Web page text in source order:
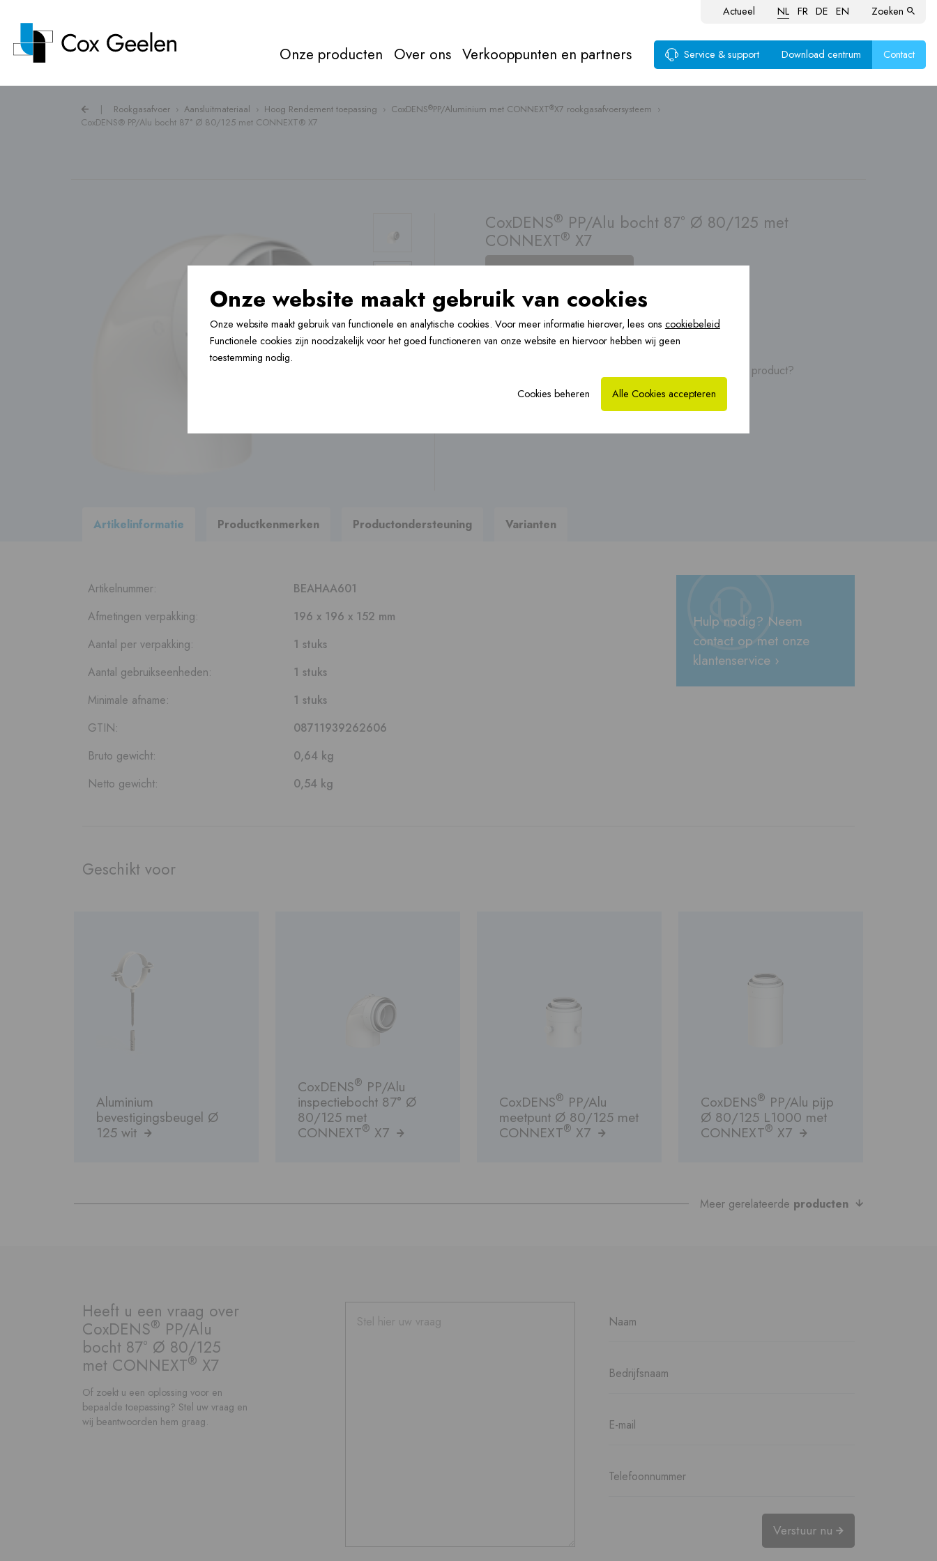
Actueel NL FR DE EN Zoeken
Onze producten
Vloerverwarming ›
CLV-renovatie › Vloerverwarming ›
Hybride oplossingen
›
Over ons Verkooppunten en partners Service & support Download centrum Contact
| Rookgasafvoer › Aansluitmateriaal › Hoog Rendement toepassing › CoxDENS®PP/Aluminium met CONNEXT®X7 rookgasafvoersysteem ›
CoxDENS® PP/Alu bocht 87° Ø 80/125 met CONNEXT® X7
CoxDENS® PP/Alu bocht 87° Ø 80/125 met
CONNEXT® X7
Stel uw vraag
Op zoek naar brochures, handleidingen, video's van dit product?
Naar productondersteuning
Artikelinformatie Productkenmerken Productondersteuning Varianten
Artikelnummer:
BEAHAA601
Afmetingen verpakking:
196 x 196 x 152 mm
Aantal per verpakking:
1 stuks
Aantal gebruikseenheden:
1 stuks
Minimale afname:
1 stuks
GTIN:
08711939262606
Bruto gewicht:
0,64 kg
Netto gewicht:
0,54 kg
Hulp nodig? Neem
contact op met onze
klantenservice ›
Geschikt voor
Aluminium
bevestigingsbeugel Ø
125 wit
CoxDENS® PP/Alu
inspectiebocht 87° Ø
80/125 met
CONNEXT® X7
CoxDENS® PP/Alu
meetpunt Ø 80/125 met
CONNEXT® X7
CoxDENS® PP/Alu pijp
Ø 80/125 L1000 met
CONNEXT® X7
Meer gerelateerde producten
Heeft u een vraag over
CoxDENS® PP/Alu
bocht 87° Ø 80/125
met CONNEXT® X7
Of zoekt u een oplossing voor en
bepaalde toepassing? Stel uw vraag en
wij beantwoorden hem graag.
Verstuur nu
Onze website maakt gebruik van cookies
Onze website maakt gebruik van functionele en analytische cookies. Voor meer informatie hierover, lees ons cookiebeleid
Functionele cookies zijn noodzakelijk voor het goed functioneren van onze website en hiervoor hebben wij geen
toestemming nodig.
Cookies beheren Alle Cookies accepteren